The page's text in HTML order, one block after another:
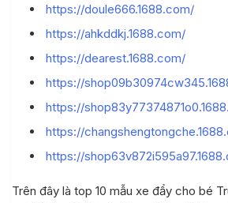
https://doule666.1688.com/
https://ahkddkj.1688.com/
https://dearest.1688.com/
https://
https://
https://
https://
Trên đây là top 10 mẫu xe đẩy cho bé